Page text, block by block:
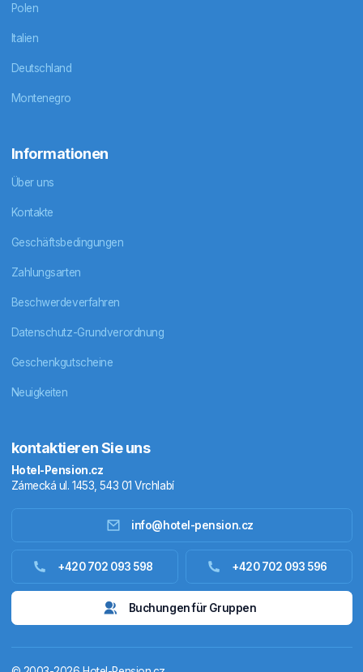
Unterkunft Ausland
Polen
Italien
Deutschland
Montenegro
Informationen
Über uns
Kontakte
Geschäftsbedingungen
Zahlungsarten
Beschwerdeverfahren
Datenschutz-Grundverordnung
Geschenkgutscheine
Neuigkeiten
kontaktieren Sie uns
Hotel-Pension.cz
Zámecká ul. 1453, 543 01 Vrchlabí
info@hotel-pension.cz
+420 702 093 598 +420 702 093 596
Buchungen für Gruppen